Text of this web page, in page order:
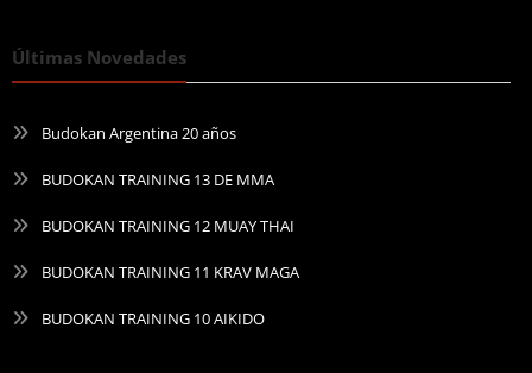
Últimas Novedades
Budokan Argentina 20 años
BUDOKAN TRAINING 13 DE MMA
BUDOKAN TRAINING 12 MUAY THAI
BUDOKAN TRAINING 11 KRAV MAGA
BUDOKAN TRAINING 10 AIKIDO